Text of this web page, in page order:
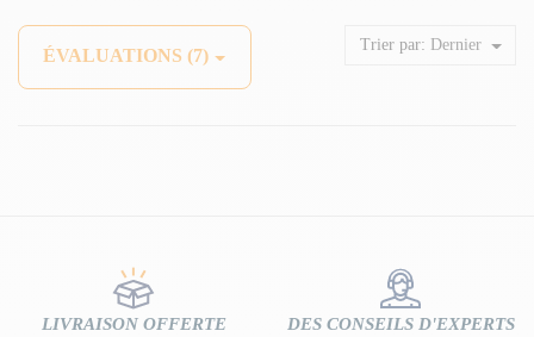
ÉVALUATIONS (7)
Trier par: Dernier
LIVRAISON OFFERTE DES CONSEILS D'EXPERTS